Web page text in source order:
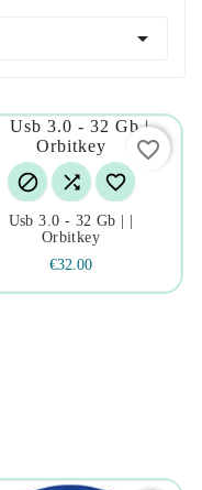

  
Usb 3.0 - 32 Gb | |
Orbitkey
€32.00
favorite_border